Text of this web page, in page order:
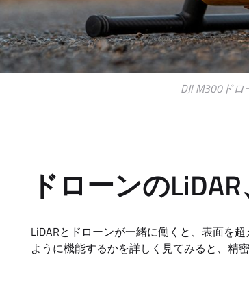
DJI M300ド
ドローンの
LiDARとドローンが一緒に働くと、表面を
ように機能するかを詳しく見てみると、精